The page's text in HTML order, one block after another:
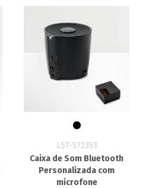
LST-572353
Caixa de Som Bluetooth
Personalizada com
microfone